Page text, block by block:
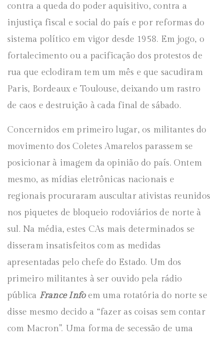
contra a queda do poder aquisitivo, contra a
injustiça fiscal e social do país e por reformas do
sistema político em vigor desde 1958. Em jogo, o
fortalecimento ou a pacificação dos protestos de
rua que eclodiram tem um mês e que sacudiram
Paris, Bordeaux e Toulouse, deixando um rastro
de caos e destruição à cada final de sábado.
Concernidos em primeiro lugar, os militantes do
movimento dos Coletes Amarelos parassem se
posicionar à imagem da opinião do país. Ontem
mesmo, as mídias eletrônicas nacionais e
regionais procuraram auscultar ativistas reunidos
nos piquetes de bloqueio rodoviários de norte à
sul. Na média, estes CAs mais determinados se
disseram insatisfeitos com as medidas
apresentadas pelo chefe do Estado. Um dos
primeiro militantes à ser ouvido pela rádio
pública France Infoem uma rotatória do norte se
disse mesmo decido a “fazer as coisas sem contar
com Macron”. Uma forma de secessão de uma